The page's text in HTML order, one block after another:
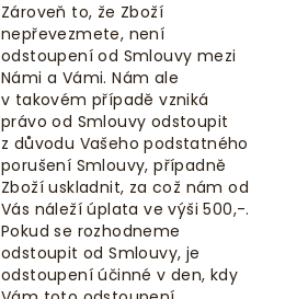
Zároveň to, že Zboží
nepřevezmete, není
odstoupení od Smlouvy mezi
Námi a Vámi. Nám ale
v takovém případě vzniká
právo od Smlouvy odstoupit
z důvodu Vašeho podstatného
porušení Smlouvy, případně
Zboží uskladnit, za což nám od
Vás náleží úplata ve výši500,-.
Pokud se rozhodneme
odstoupit od Smlouvy, je
odstoupení účinné v den, kdy